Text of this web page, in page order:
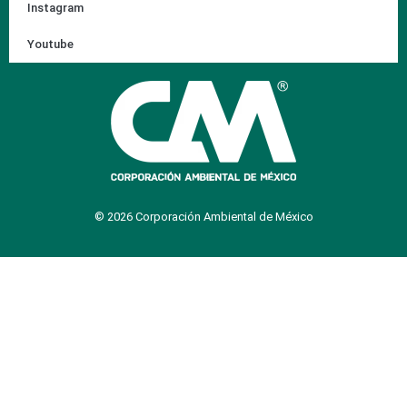
Instagram
Youtube
© 2026 Corporación Ambiental de México